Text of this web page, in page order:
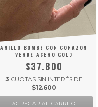
ANILLO BOMBE CON CORAZON
VERDE ACERO GOLD
$37.800
3 CUOTAS SIN INTERÉS DE
$12.600
AGREGAR AL CARRITO